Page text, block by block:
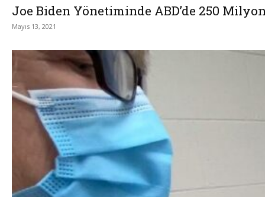
Joe Biden Yönetiminde ABD’de 250 Milyon
Mayıs 13, 2021